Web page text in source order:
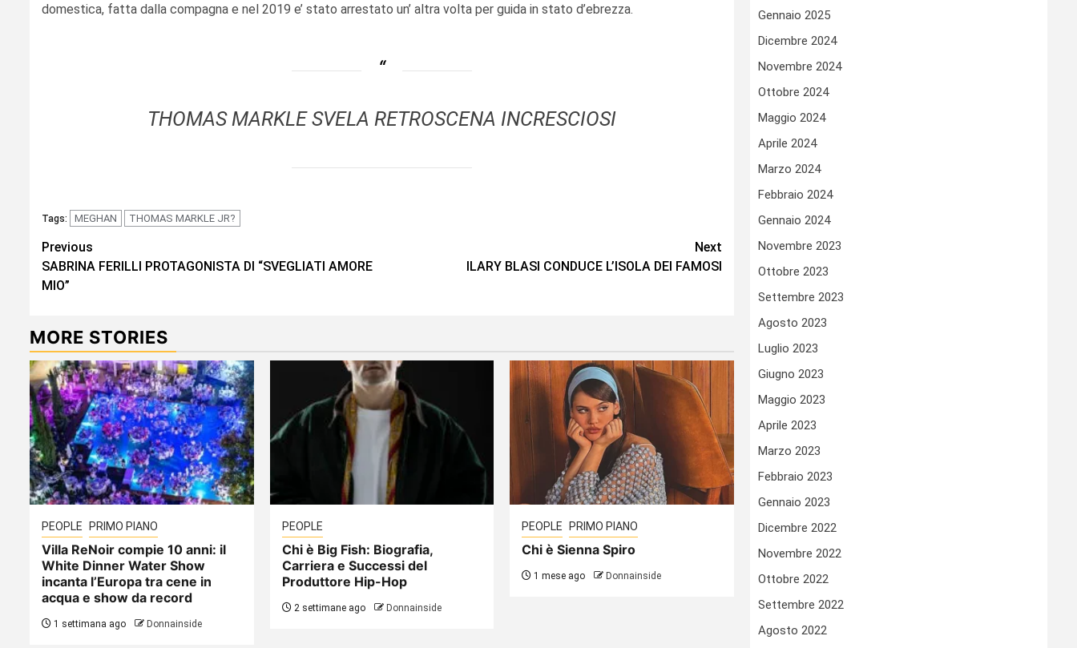
domestica, fatta dalla compagna e nel 2019 e’ stato arrestato un’ altra volta per guida in stato d’ebrezza.
THOMAS MARKLE SVELA RETROSCENA INCRESCIOSI
Tags: MEGHAN THOMAS MARKLE JR?
Continue
Reading
Previous
SABRINA FERILLI PROTAGONISTA DI “SVEGLIATI AMORE
MIO”
Next
ILARY BLASI CONDUCE L’ISOLA DEI FAMOSI
MORE STORIES
PEOPLE PRIMO PIANO
Villa ReNoir compie 10 anni: il
White Dinner Water Show
incanta l’Europa tra cene in
acqua e show da record
1 settimana ago Donnainside
PEOPLE
Chi è Big Fish: Biografia,
Carriera e Successi del
Produttore Hip-Hop
2 settimane ago Donnainside
PEOPLE PRIMO PIANO
Chi è Sienna Spiro
1 mese ago Donnainside
Gennaio 2025
Dicembre 2024
Novembre 2024
Ottobre 2024
Maggio 2024
Aprile 2024
Marzo 2024
Febbraio 2024
Gennaio 2024
Novembre 2023
Ottobre 2023
Settembre 2023
Agosto 2023
Luglio 2023
Giugno 2023
Maggio 2023
Aprile 2023
Marzo 2023
Febbraio 2023
Gennaio 2023
Dicembre 2022
Novembre 2022
Ottobre 2022
Settembre 2022
Agosto 2022